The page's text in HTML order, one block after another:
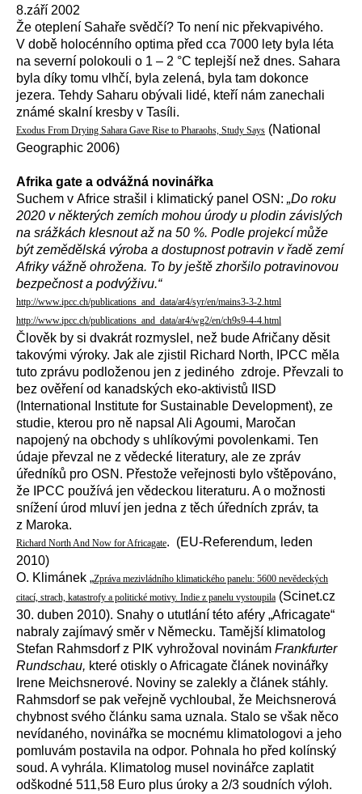
8.září 2002
Že oteplení Sahaře svědčí? To není nic překvapivého.
V době holocénního optima před cca 7000 lety byla léta
na severní polokouli o 1 – 2 °C teplejší než dnes. Sahara
byla díky tomu vlhčí, byla zelená, byla tam dokonce
jezera. Tehdy Saharu obývali lidé, kteří nám zanechali
známé skalní kresby v Tasíli.
Exodus From Drying Sahara Gave Rise to Pharaohs, Study Says (National
Geographic 2006)
Afrika gate a odvážná novinářka
Suchem v Africe strašil i klimatický panel OSN: „Do roku
2020 v některých zemích mohou úrody u plodin závislých
na srážkách klesnout až na 50 %. Podle projekcí může
být zemědělská výroba a dostupnost potravin v řadě zemí
Afriky vážně ohrožena. To by ještě zhoršilo potravinovou
bezpečnost a podvýživu.“
http://www.ipcc.ch/publications_and_data/ar4/syr/en/mains3-3-2.html
http://www.ipcc.ch/publications_and_data/ar4/wg2/en/ch9s9-4-4.html
Člověk by si dvakrát rozmyslel, než bude Afričany děsit
takovými výroky. Jak ale zjistil Richard North, IPCC měla
tuto zprávu podloženou jen z jediného zdroje. Převzali to
bez ověření od kanadských eko-aktivistů IISD
(International Institute for Sustainable Development), ze
studie, kterou pro ně napsal Ali Agoumi, Maročan
napojený na obchody s uhlíkovými povolenkami. Ten
údaje převzal ne z vědecké literatury, ale ze zpráv
úředníků pro OSN. Přestože veřejnosti bylo vštěpováno,
že IPCC používá jen vědeckou literaturu. A o možnosti
snížení úrod mluví jen jedna z těch úředních zpráv, ta
z Maroka.
Richard North And Now for Africagate. (EU-Referendum, leden
2010)
O. Klimánek „Zpráva mezivládního klimatického panelu: 5600 nevědeckých
citací, strach, katastrofy a politické motivy. Indie z panelu vystoupila (Scinet.cz
30. duben 2010). Snahy o ututlání této aféry „Africagate“
nabraly zajímavý směr v Německu. Tamější klimatolog
Stefan Rahmsdorf z PIK vyhrožoval novinám Frankfurter
Rundschau, které otiskly o Africagate článek novinářky
Irene Meichsnerové. Noviny se zalekly a článek stáhly.
Rahmsdorf se pak veřejně vychloubal, že Meichsnerová
chybnost svého článku sama uznala. Stalo se však něco
nevídaného, novinářka se mocnému klimatologovi a jeho
pomluvám postavila na odpor. Pohnala ho před kolínský
soud. A vyhrála. Klimatolog musel novinářce zaplatit
odškodné 511,58 Euro plus úroky a 2/3 soudních výloh.